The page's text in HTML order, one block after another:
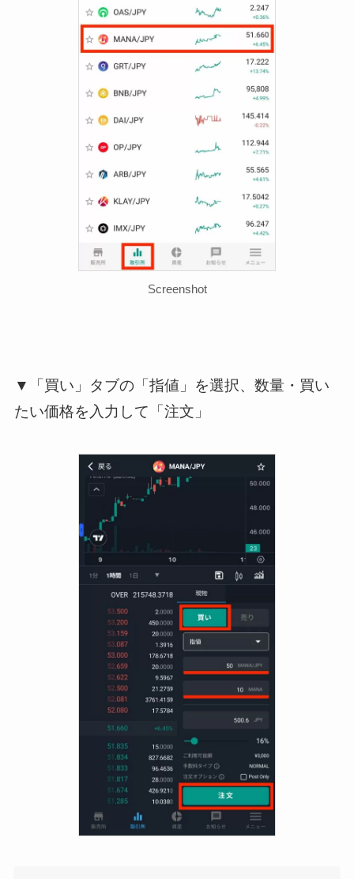
Screenshot
▼「買い」タブの「指値」を選択、数量・買い
たい価格を入力して「注文」